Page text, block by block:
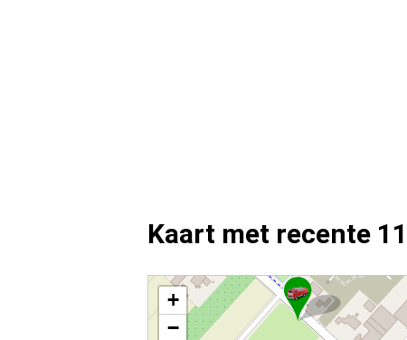
Kaart met recente
Kaart Mijdrecht met de meest recente 112 meldingen.
+
−